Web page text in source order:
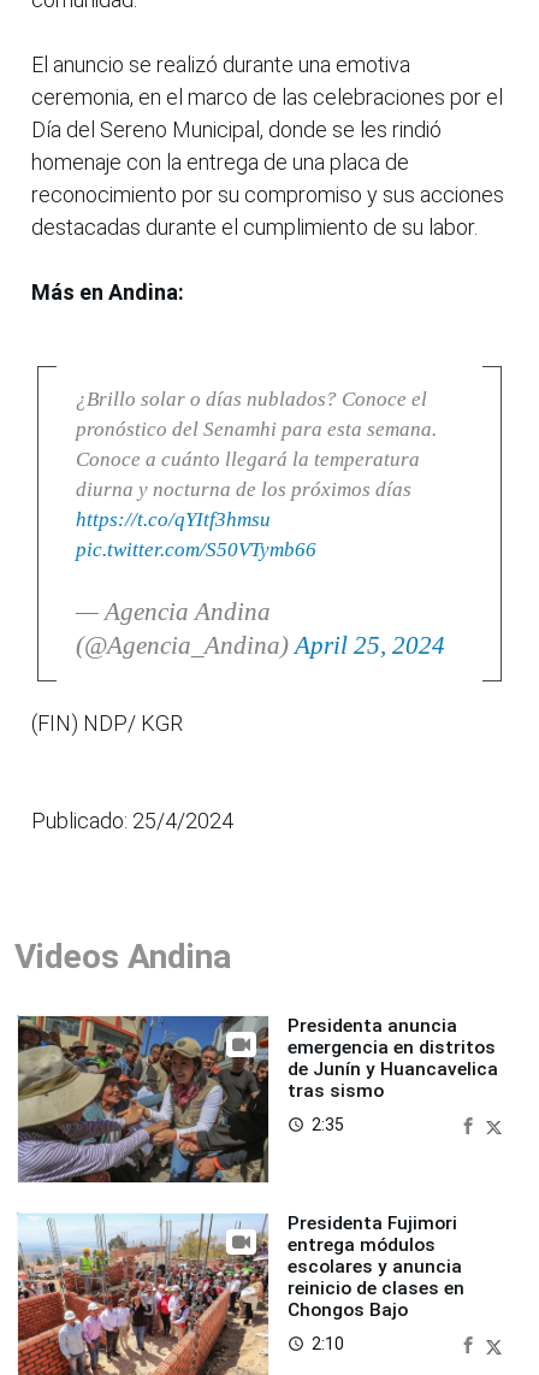
El anuncio se realizó durante una emotiva
ceremonia, en el marco de las celebraciones por el
Día del Sereno Municipal, donde se les rindió
homenaje con la entrega de una placa de
reconocimiento por su compromiso y sus acciones
destacadas durante el cumplimiento de su labor.
Más en Andina:
¿Brillo solar o días nublados? Conoce el
pronóstico del Senamhi para esta semana.
Conoce a cuánto llegará la temperatura
diurna y nocturna de los próximos días
https://t.co/qYItf3hmsu
pic.twitter.com/S50VTymb66
— Agencia Andina
(@Agencia_Andina)April 25, 2024
(FIN) NDP/ KGR
Publicado: 25/4/2024
Videos Andina
Presidenta anuncia
emergencia en distritos
de Junín y Huancavelica
tras sismo
access_time 2:35
Presidenta Fujimori
entrega módulos
escolares y anuncia
reinicio de clases en
Chongos Bajo
access_time 2:10